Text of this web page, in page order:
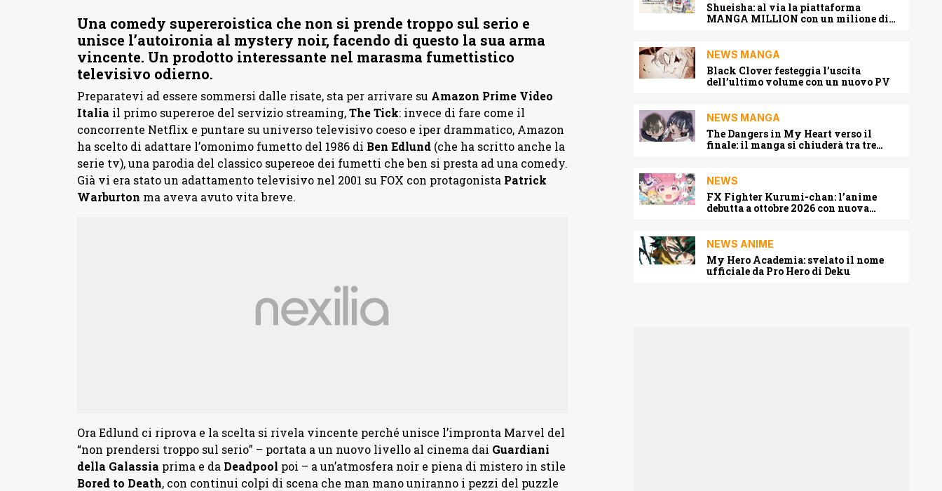
Una comedy supereroistica che non si prende troppo sul serio e
unisce l’autoironia al mystery noir, facendo di questo la sua arma
vincente. Un prodotto interessante nel marasma fumettistico
televisivo odierno.
Preparatevi ad essere sommersi dalle risate, sta per arrivare su Amazon Prime Video
Italia il primo supereroe del servizio streaming,The Tick: invece di fare come il
concorrente Netflix e puntare su universo televisivo coeso e iper drammatico, Amazon
ha scelto di adattare l’omonimo fumetto del 1986 di Ben Edlund(che ha scritto anche la
serie tv), una parodia del classico supereoe dei fumetti che ben si presta ad una comedy.
Già vi era stato un adattamento televisivo nel 2001 su FOX con protagonista Patrick
Warburton ma aveva avuto vita breve.
Ora Edlund ci riprova e la scelta si rivela vincente perché unisce l’impronta Marvel del
“non prendersi troppo sul serio” – portata a un nuovo livello al cinema dai Guardiani
della Galassia prima e da Deadpool poi – a un’atmosfera noir e piena di mistero in stile
Bored to Death, con continui colpi di scena che man mano uniranno i pezzi del puzzle
Shueisha: al via la piattaforma
MANGA MILLION con un milione di
NEWS MANGA
Black Clover festeggia l’uscita
dell’ultimo volume con un nuovo PV
NEWS MANGA
The Dangers in My Heart verso il
finale: il manga si chiuderà tra tre
NEWS
FX Fighter Kurumi-chan: l’anime
debutta a ottobre 2026 con nuova
NEWS ANIME
My Hero Academia: svelato il nome
ufficiale da Pro Hero di Deku